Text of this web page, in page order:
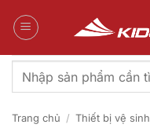
qua
Tìm
kiếm:
Trang chủ / Thiết bị vệ sinh